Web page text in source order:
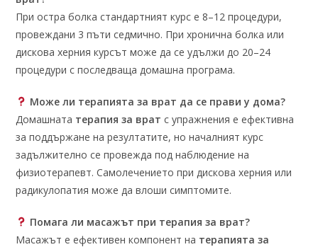
При остра болка стандартният курс е 8–12 процедури,
провеждани 3 пъти седмично. При хронична болка или
дискова херния курсът може да се удължи до 20–24
процедури с последваща домашна програма.
Може ли терапията за врат да се прави у дома?
Домашната терапия за врат с упражнения е ефективна
за поддържане на резултатите, но началният курс
задължително се провежда под наблюдение на
физиотерапевт. Самолечението при дискова херния или
радикулопатия може да влоши симптомите.
Помага ли масажът при терапия за врат?
Масажът е ефективен компонент на терапията за